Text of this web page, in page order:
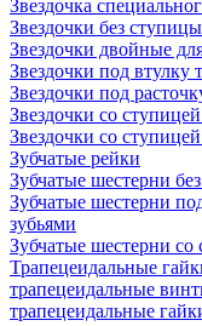
Звездочка
Звездочки без
Звездочки двойные
Звездочки под втулку
Звездочки под
Звездочки со
Звездочки со
Зубчатые рейки
Зубчатые шестерни
Зубчатые шестерни
зубьями
Зубчатые шестерни со
Трапецеидальные
трапецеидальные
трапецеидальные